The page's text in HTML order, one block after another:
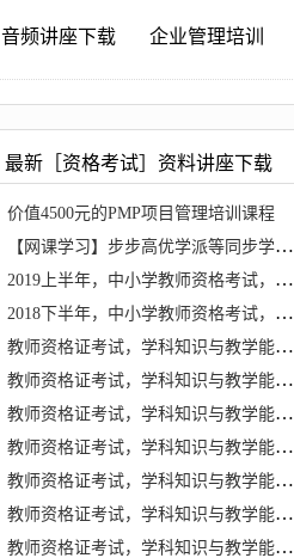
音频讲座下载 企业管理培训
最新［资格考试］资料讲座下载
价值4500元的PMP项目管理培训课程
【网课学习】步步高优学派等同步学习软件集合程序软件
2019上半年，中小学教师资格考试，各学科知识与教学能力试题
2018下半年，中小学教师资格考试，各学科知识与教学能力试题
教师资格证考试，学科知识与教学能力 (初中语文)
教师资格证考试，学科知识与教学能力 (初中英语)
教师资格证考试，学科知识与教学能力 (初中音乐)
教师资格证考试，学科知识与教学能力 (初中信息技术)
教师资格证考试，学科知识与教学能力 (初中物理)
教师资格证考试，学科知识与教学能力 (初中体育与健康)
教师资格证考试，学科知识与教学能力 (初中数学)